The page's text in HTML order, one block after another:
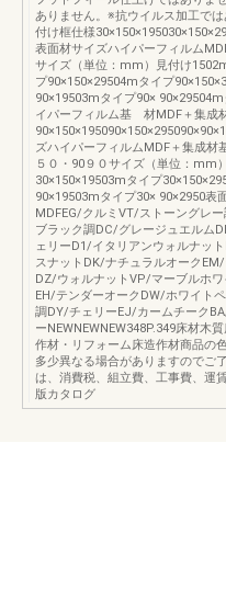
ありません。※抗ウイルス加工で
付け框仕様
表面材サイズハイパーフィルム
サイズ（単位：mm）見付け
プ90×150×29504mタイプ
90×19503mタイプ90×
イパーフィルム基 材MDF＋集成
ズハイパーフィルムMDF＋集成
５０・90９０サイズ（単位：mm
30×150×19503mタイプ
90×19503mタイプ30× 90×2950
MDFEG/クルミVT/ストーングレ
ブラック調DC/グレージュエルム
ェリーD1/イタリアンウォルナッ
スナットDK/ナチュラルオーク
DZ/ウォルナットVP/マーブルホ
EH/テンダーオークDW/ホワイト
調DY/チェリーEJ/カームチーク
ーNEWNEWNEW348P.349床材木
作材・リフォーム床造作材商品の
多少異なる場合がありますのでご
は、消費税、組立費、工事費、運
版カタログ